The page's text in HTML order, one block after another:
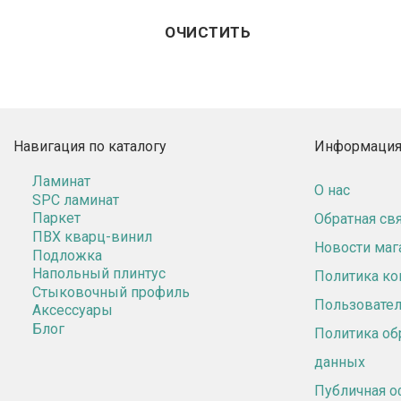
ОЧИСТИТЬ
Навигация по каталогу
Ламинат
SPC ламинат
Паркет
ПВХ кварц-винил
Подложка
Напольный плинтус
Стыковочный профиль
Аксессуары
Блог
О нас
Обратная
Новости
Политика
Политика
данных
Публичная